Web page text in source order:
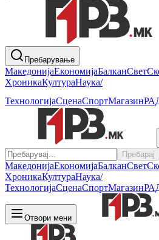
Пребарување
МакедонијаЕкономијаБалканСвет
ХроникаКултураНаука/
ТехнологијаСценаСпортМагазин
Пребарај
МакедонијаЕкономијаБалканСвет
ХроникаКултураНаука/
ТехнологијаСценаСпортМагазин
Отвори мени